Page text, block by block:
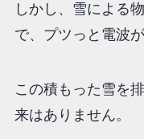
しかし、雪による
で、プツっと電波
この積もった雪を
来はありません。